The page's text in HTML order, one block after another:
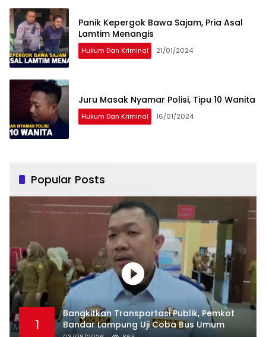
Panik Kepergok Bawa Sajam, Pria Asal
Lamtim Menangis
Hukum Dan Kriminal 21/01/2024
Juru Masak Nyamar Polisi, Tipu 10 Wanita
Hukum Dan Kriminal 16/01/2024
Popular Posts
1
Bangkitkan Transportasi Publik, Pemkot
Bandar Lampung Uji Coba Bus Umum